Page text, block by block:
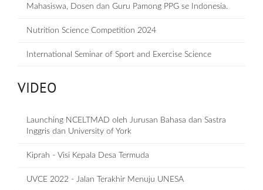
Mahasiswa, Dosen dan Guru Pamong PPG se Indonesia.
Nutrition Science Competition 2024
International Seminar of Sport and Exercise Science
VIDEO
Launching NCELTMAD oleh Jurusan Bahasa dan Sastra
Inggris dan University of York
Kiprah - Visi Kepala Desa Termuda
UVCE 2022 - Jalan Terakhir Menuju UNESA